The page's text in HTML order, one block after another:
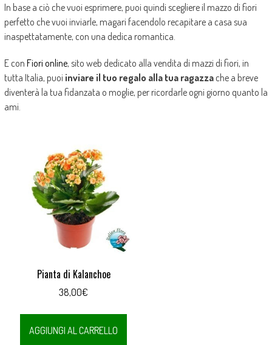
In base a ciò che vuoi esprimere, puoi quindi scegliere il mazzo di fiori
perfetto che vuoi inviarle, magari facendolo recapitare a casa sua
inaspettatamente, con una dedica romantica.
E con Fiori online, sito web dedicato alla vendita di mazzi di fiori, in
tutta Italia, puoi inviare il tuo regalo alla tua ragazzache a breve
diventerà la tua fidanzata o moglie, per ricordarle ogni giorno quanto la
ami.
Pianta di Kalanchoe
38,00€
AGGIUNGI AL CARRELLO